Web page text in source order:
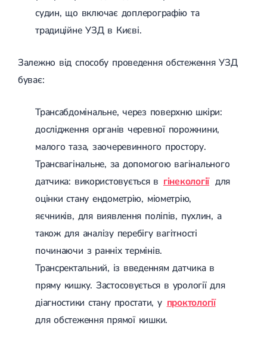
судин, що включає доплерографію та
традиційне УЗД в Києві.
Залежно від способу проведення обстеження УЗД
буває:
Трансабдомінальне, через поверхню шкіри:
дослідження органів черевної порожнини,
малого таза, заочеревинного простору.
Трансвагінальне, за допомогою вагінального
датчика: використовується в гінекології для
оцінки стану ендометрію, міометрію,
яєчників, для виявлення поліпів, пухлин, а
також для аналізу перебігу вагітності
починаючи з ранніх термінів.
Трансректальний, із введенням датчика в
пряму кишку. Застосовується в урології для
діагностики стану простати, у проктології
для обстеження прямої кишки.